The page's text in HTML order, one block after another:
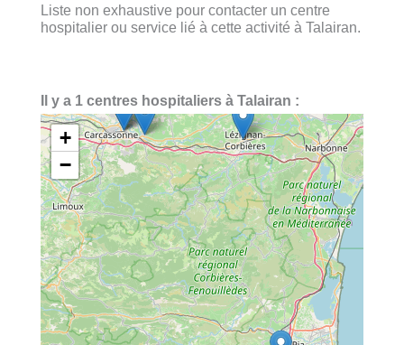
Liste non exhaustive pour contacter un centre
hospitalier ou service lié à cette activité à Talairan.
Il y a 1 centres hospitaliers à Talairan :
+
−